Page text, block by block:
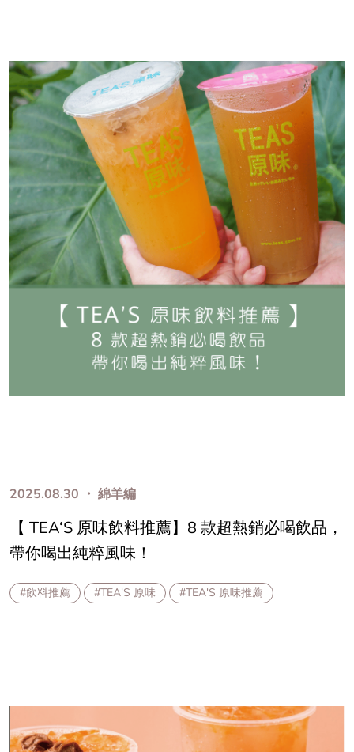
2025.08.30 ・ 綿羊編
【 TEA‘S 原味飲料推薦】8 款超熱銷必喝飲品，
帶你喝出純粹風味！
#飲料推薦 #TEA'S 原味 #TEA'S 原味推薦